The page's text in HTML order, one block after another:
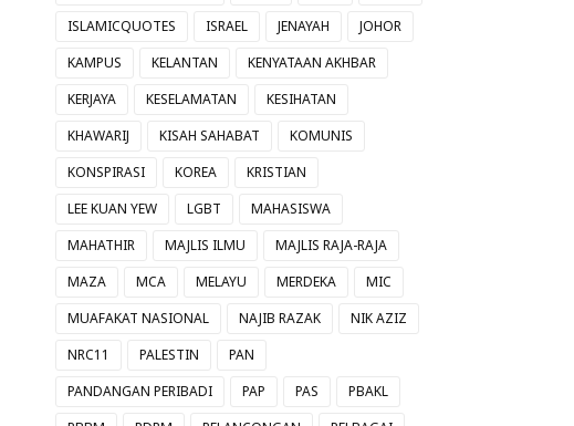
ISLAMICQUOTES
ISRAEL JENAYAH
JOHOR
KAMPUS
KELANTAN
KENYATAAN AKHBAR
KERJAYA
KESELAMATAN
KESIHATAN
KHAWARIJ
KISAH SAHABAT
KOMUNIS
KONSPIRASI
KOREA
KRISTIAN
LEE KUAN YEW
LGBT
MAHASISWA
MAHATHIR
MAJLIS ILMU
MAJLIS RAJA-RAJA
MAZA
MCA MELAYU MERDEKA
MIC
MUAFAKAT NASIONAL
NAJIB RAZAK
NIK AZIZ
NRC11
PALESTIN
PAN
PANDANGAN PERIBADI
PAP PAS
PBAKL